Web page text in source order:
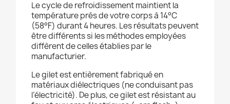
Le cycle de refroidissement maintient la
température prés de votre corps à 14°C
(58°F) durant 4 heures. Les résultats peuvent
être différents si les méthodes employées
diffèrent de celles établies par le
manufacturier.
Le gilet est entièrement fabriqué en
matériaux diélectriques (ne conduisant pas
l’électricité). De plus, ce gilet est résistant au